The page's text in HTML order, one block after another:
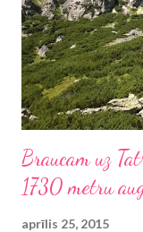
Braucam uz
1730 metru
aprīlis 25, 2015